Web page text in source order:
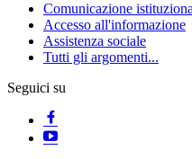
Comunicazione
Accesso all'informazione
Assistenza sociale
Tutti gli argomenti...
Seguici su